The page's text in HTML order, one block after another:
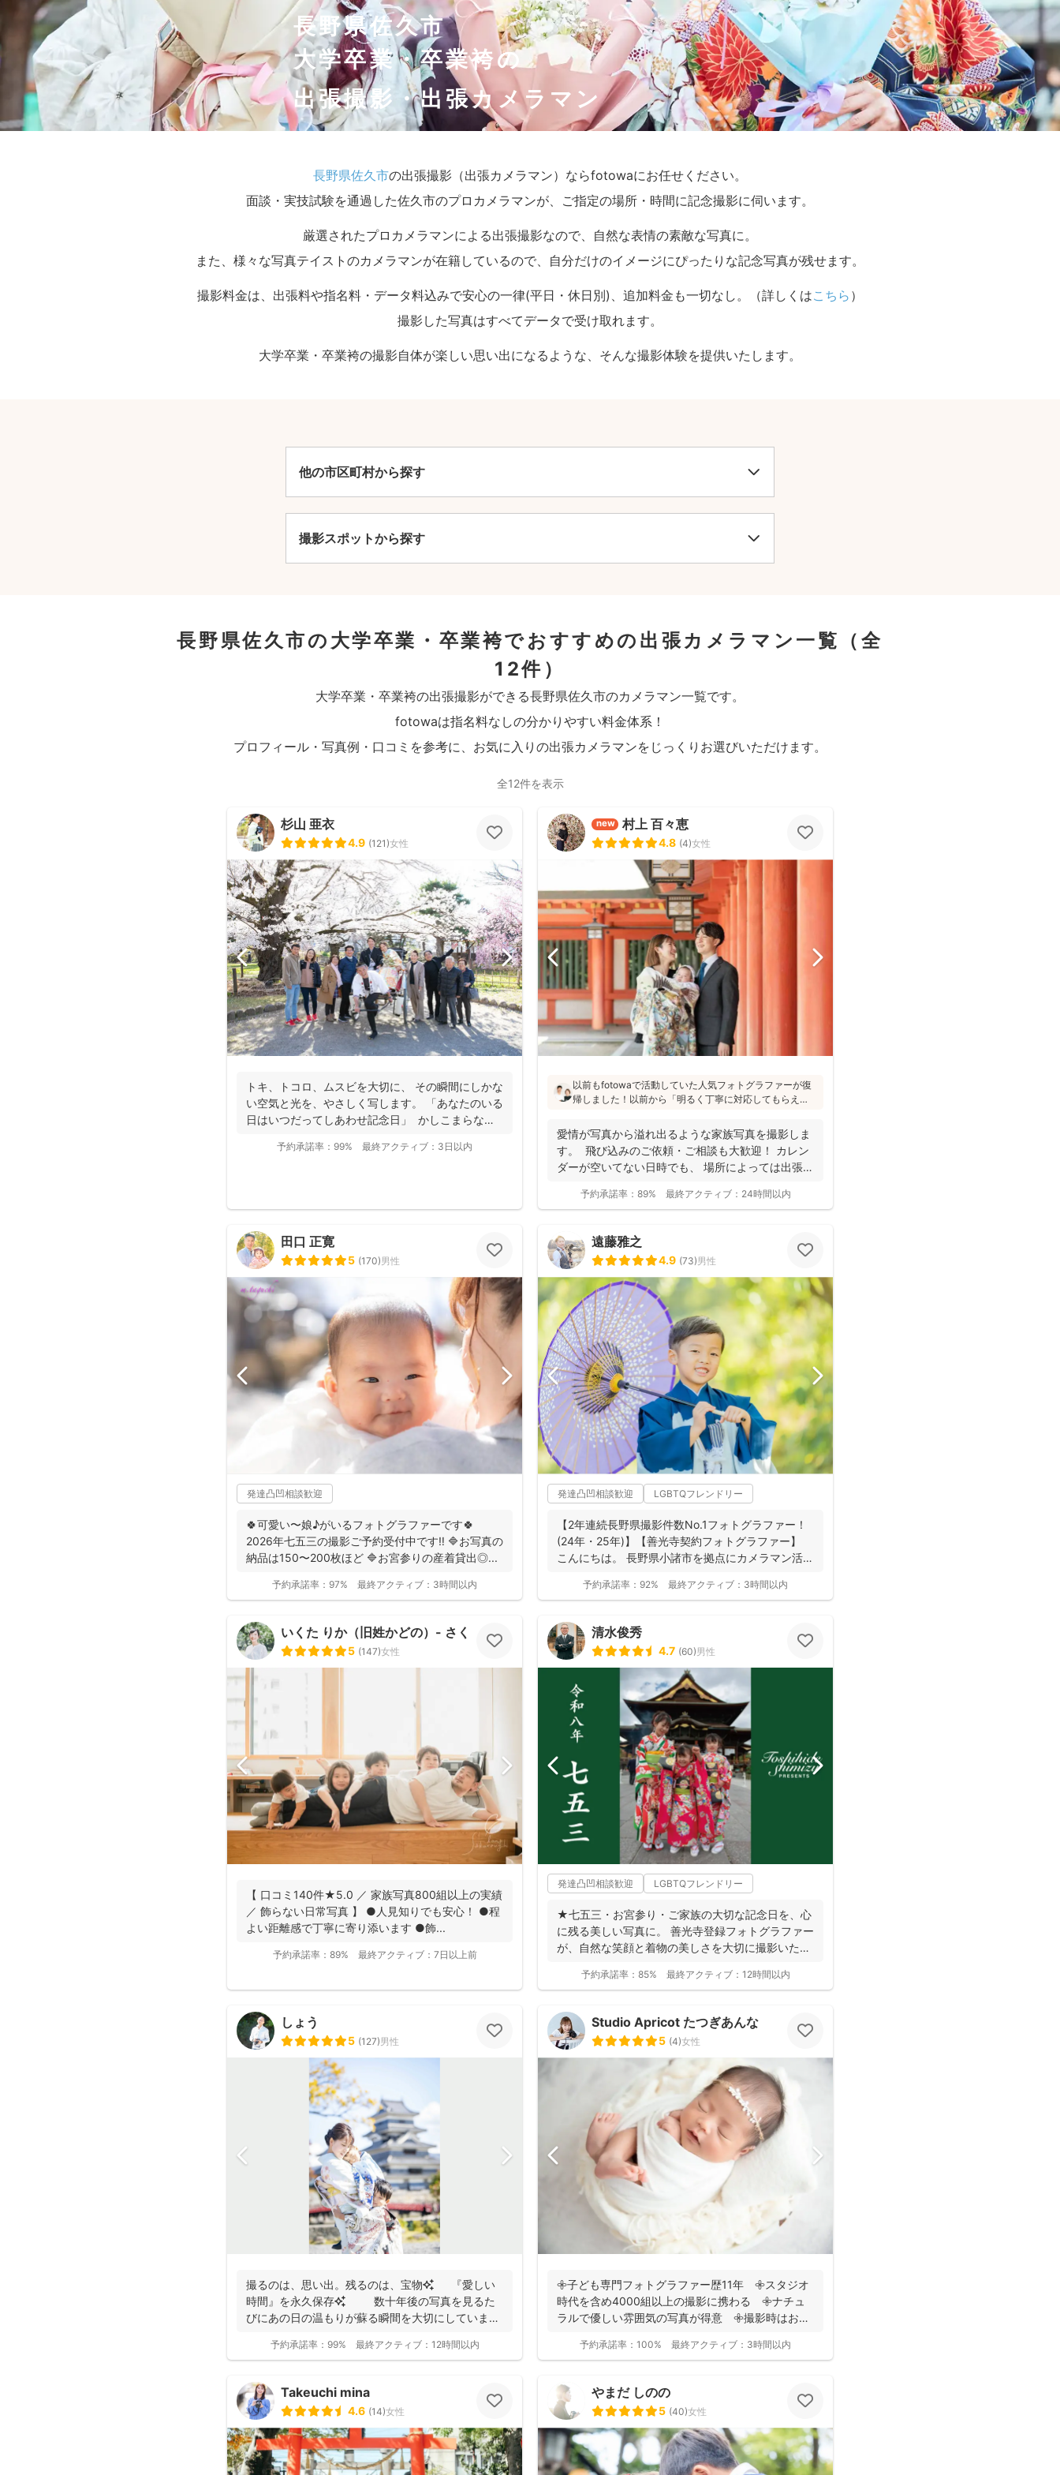
長野県佐久市
大学卒業・卒業袴の
出張撮影・出張カメラマン
長野県佐久市の出張撮影（出張カメラマン）ならfotowaにお任せください。
面談・実技試験を通過した佐久市のプロカメラマンが、ご指定の場所・時間に記念撮影に伺います。
厳選されたプロカメラマンによる出張撮影なので、自然な表情の素敵な写真に。
また、様々な写真テイストのカメラマンが在籍しているので、自分だけのイメージにぴったりな記念写真が残せます。
撮影料金は、出張料や指名料・データ料込みで安心の一律(平日・休日別)、追加料金も一切なし。（詳しくはこちら ）
撮影した写真はすべてデータで受け取れます。
大学卒業・卒業袴の撮影自体が楽しい思い出になるような、そんな撮影体験を提供いたします。
他の市区町村から探す
撮影スポットから探す
長野県佐久市の大学卒業・卒業袴でおすすめの出張カメラマン一覧
（全
12件）
大学卒業・卒業袴の出張撮影ができる長野県佐久市のカメラマン一覧です。
fotowaは指名料なしの分かりやすい料金体系！
プロフィール・写真例・口コミを参考に、お気に入りの出張カメラマンをじっくりお選びいただけます。
全12件を表示
杉山 亜衣
4.9 (121)女性
トキ、トコロ、ムスビを大切に、 その瞬間にしかな
い空気と光を、やさしく写します。 「あなたのいる
日はいつだってしあわせ記念日」 かしこまらなく
予約承諾率： 99% 最終アクティブ： 3日以内
new 村上 百々恵
4.8 (4)女性
以前もfotowaで活動していた人気フォトグラファーが復
帰しました！以前から「明るく丁寧に対応してもらえ
と好評です♪特にニューボーンフォトは様々な研修を受講
し、クオリティ高いお写真をお届けされています(^^)
愛情が写真から溢れ出るような家族写真を撮影しま
す。 飛び込みのご依頼・ご相談も大歓迎！ カレン
ダーが空いてない日時でも、 場所によっては出張で
予約承諾率： 89% 最終アクティブ： 24時間以内
田口 正寛
5 (170)男性
発達凸凹相談歓迎
🍀可愛い〜娘♪がいるフォトグラファーです🍀
2026年七五三の撮影ご予約受付中です‼️ 🔷お写真の
納品は150〜200枚ほど 🔷お宮参りの産着貸出◎...
予約承諾率： 97% 最終アクティブ： 3時間以内
遠藤雅之
4.9 (73)男性
発達凸凹相談歓迎 LGBTQフレンドリー
【2年連続長野県撮影件数No.1フォトグラファー！
(24年・25年)】【善光寺契約フォトグラファー】
こんにちは。 長野県小諸市を拠点にカメラマン活
予約承諾率： 92% 最終アクティブ： 3時間以内
いくた りか（旧姓かどの）- さくらふ写真 -
5 (147)女性
【 口コミ140件★5.0 ／ 家族写真800組以上の実績
／ 飾らない日常写真 】 ●人見知りでも安心！ ●程
よい距離感で丁寧に寄り添います ●飾...
予約承諾率： 89% 最終アクティブ： 7日以上前
清水俊秀
4.7 (60)男性
発達凸凹相談歓迎 LGBTQフレンドリー
★七五三・お宮参り・ご家族の大切な記念日を、心
に残る美しい写真に。 善光寺登録フォトグラファー
が、自然な笑顔と着物の美しさを大切に撮影いたし
予約承諾率： 85% 最終アクティブ： 12時間以内
しょう
5 (127)男性
撮るのは、思い出。残るのは、宝物✨ 『愛しい
時間』を永久保存✨ 数十年後の写真を見るた
びにあの日の温もりが蘇る瞬間を大切にしています
予約承諾率： 99% 最終アクティブ： 12時間以内
Studio Apricot たつぎあんな
5 (4)女性
𖧷子ども専門フォトグラファー歴11年 𖧷スタジオ
時代を含め4000組以上の撮影に携わる 𖧷ナチュ
ラルで優しい雰囲気の写真が得意 𖧷撮影時はお手
予約承諾率： 100% 最終アクティブ： 3時間以内
Takeuchi mina
4.6 (14)女性
やまだ しのの
5 (40)女性